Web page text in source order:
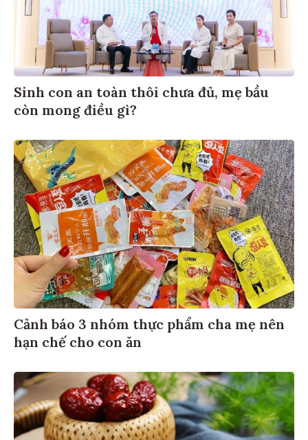
Sinh con an toàn thôi chưa đủ, mẹ bầu
còn mong điều gì?
Cảnh báo 3 nhóm thực phẩm cha mẹ nên
hạn chế cho con ăn